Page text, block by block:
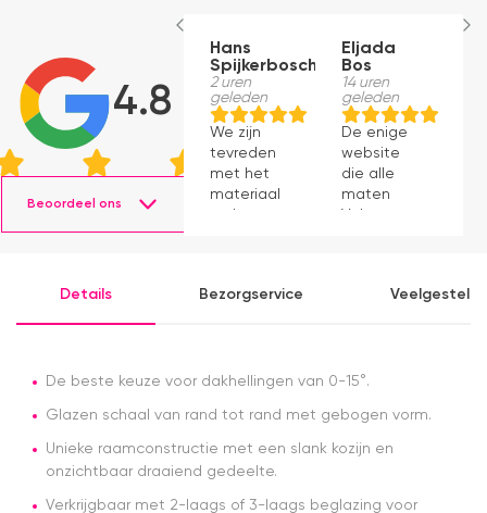
4.8
Beoordeel ons
Hans
Spijkerbosch
2 uren
geleden
We zijn
tevreden
met het
materiaal
Eljada
Bos
14 uren
geleden
De enige
website
die alle
maten
eens snel
afspraken
en tijdstip
van
Nog een
Details Bezorgservice
De beste keuze voor dakhellingen van 0-15°.
Glazen schaal van rand tot rand met gebogen vorm.
Unieke raamconstructie met een slank kozijn en
onzichtbaar draaiend gedeelte.
Verkrijgbaar met 2-laags of 3-laags beglazing voor